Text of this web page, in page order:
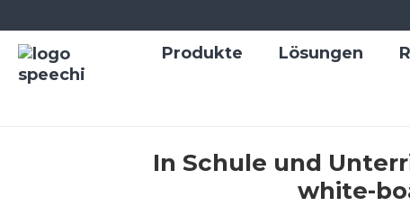
Produkte Lösungen
In Schule und
white-